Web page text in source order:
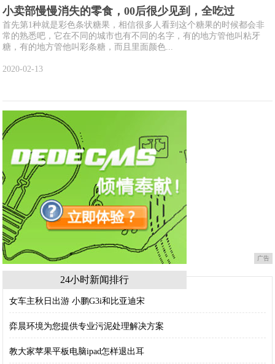
小卖部慢慢消失的零食，00后很少见到，全吃过
首先第1种就是彩色条状糖果，相信很多人看到这个糖果的时候都会非
常的熟悉吧，它在不同的城市也有不同的名字，有的地方管他叫粘牙
糖，有的地方管他叫彩条糖，而且里面颜色...
2020-02-13
广告
24小时新闻排行
女车主秋日出游 小鹏G3i和比亚迪宋
弈晨环境为您提供专业污泥处理解决方案
教大家苹果平板电脑ipad怎样退出耳